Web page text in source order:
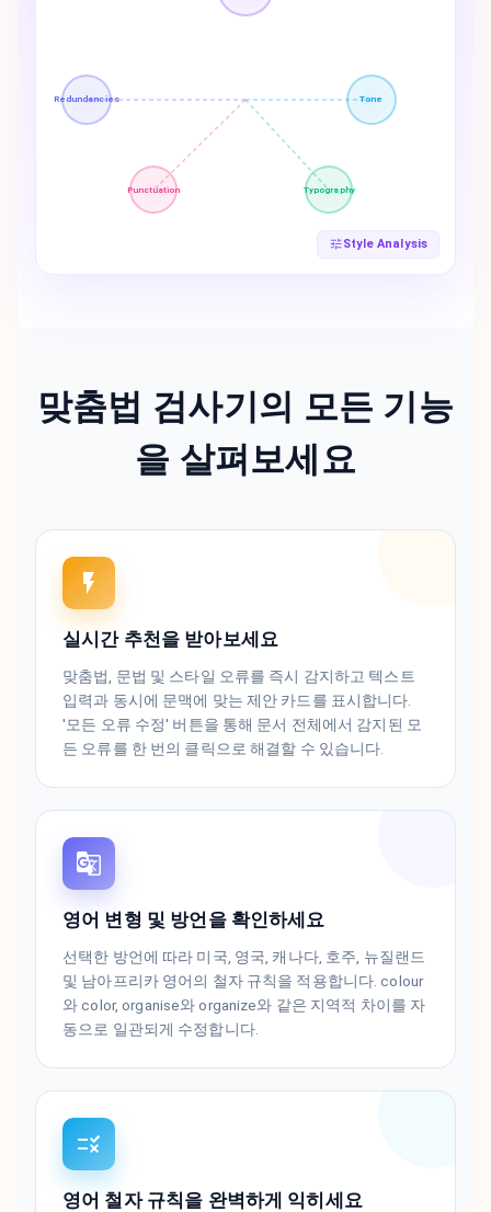
Redundancies Tone
Punctuation Typography
Style Analysis
맞춤법 검사기의 모든 기능
을 살펴보세요
실시간 추천을 받아보세요
맞춤법, 문법 및 스타일 오류를 즉시 감지하고 텍스트
입력과 동시에 문맥에 맞는 제안 카드를 표시합니다.
'모든 오류 수정' 버튼을 통해 문서 전체에서 감지된 모
든 오류를 한 번의 클릭으로 해결할 수 있습니다.
영어 변형 및 방언을 확인하세요
선택한 방언에 따라 미국, 영국, 캐나다, 호주, 뉴질랜드
및 남아프리카 영어의 철자 규칙을 적용합니다. colour
와 color, organise와 organize와 같은 지역적 차이를 자
동으로 일관되게 수정합니다.
영어 철자 규칙을 완벽하게 익히세요